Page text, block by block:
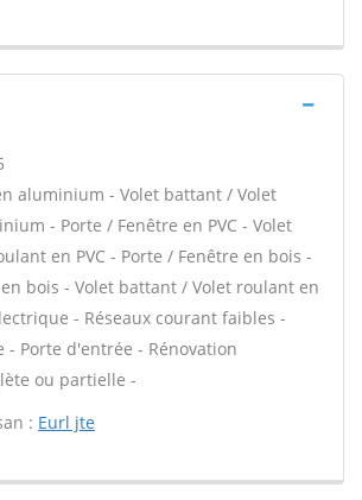
aluminium - Volet battant / Volet
- Porte / Fenêtre en PVC - Volet
en PVC - Porte / Fenêtre en bois -
bois - Volet battant / Volet roulant en
- Réseaux courant faibles -
- Porte d'entrée - Rénovation
ou partielle -
: Eurl jte